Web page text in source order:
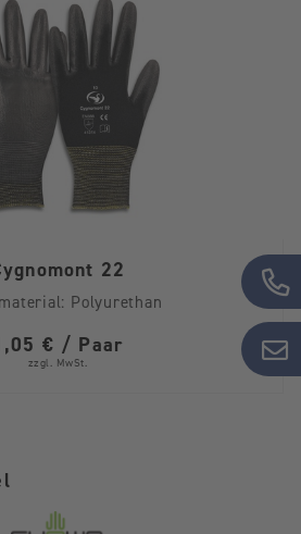
22
Polyurethan
€ / Paar
zzgl. MwSt.